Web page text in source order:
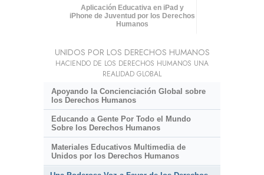
Aplicación Educativa en iPad y
iPhone de Juventud por los Derechos
Humanos
UNIDOS POR LOS DERECHOS HUMANOS
HACIENDO DE LOS DERECHOS HUMANOS UNA
REALIDAD GLOBAL
Apoyando la Concienciación Global sobre
los Derechos Humanos
Educando a Gente Por Todo el Mundo
Sobre los Derechos Humanos
Materiales Educativos Multimedia de
Unidos por los Derechos Humanos